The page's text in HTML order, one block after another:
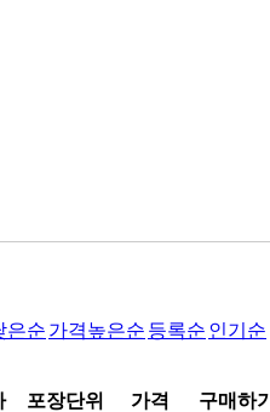
은순 가격높은순 등록순 인기순
포장단위 가격 구매하기